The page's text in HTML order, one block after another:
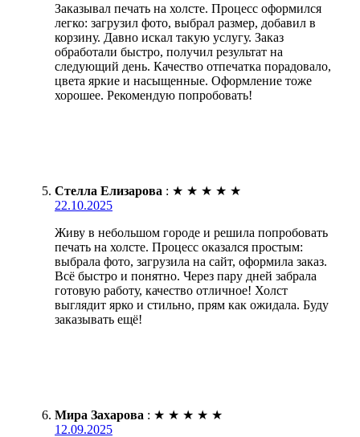
Заказывал печать на холсте. Процесс оформился
легко: загрузил фото, выбрал размер, добавил в
корзину. Давно искал такую услугу. Заказ
обработали быстро, получил результат на
следующий день. Качество отпечатка порадовало,
цвета яркие и насыщенные. Оформление тоже
хорошее. Рекомендую попробовать!
Стелла Елизарова : ★ ★ ★ ★ ★
22.10.2025
Живу в небольшом городе и решила попробовать
печать на холсте. Процесс оказался простым:
выбрала фото, загрузила на сайт, оформила заказ.
Всё быстро и понятно. Через пару дней забрала
готовую работу, качество отличное! Холст
выглядит ярко и стильно, прям как ожидала. Буду
заказывать ещё!
Мира Захарова : ★ ★ ★ ★ ★
12.09.2025